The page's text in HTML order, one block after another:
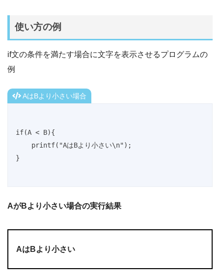
使い方の例
if文の条件を満たす場合に文字を表示させるプログラムの
例
AはBより小さい場合
if(A < B){
}
AがBより小さい場合の実行結果
AはBより小さい